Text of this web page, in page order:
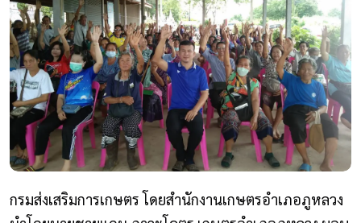
กรมส่งเสริมการเกษตร โดยสำนักงานเกษตรอำเภอภูหลวง